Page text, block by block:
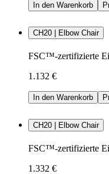
In den Warenkorb
CH20 | Elbow Chair
FSC™-zertifizierte
1.132 €
In den Warenkorb
CH20 | Elbow Chair
FSC™-zertifizierte
1.332 €